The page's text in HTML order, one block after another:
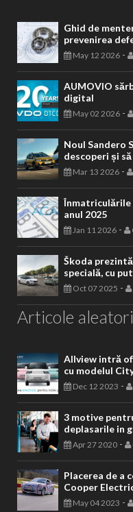
Ghid de
prevenirea
May 12 2026 -
AUMOVIO
digital
May 02 2026 -
Noul Sandero
descoperi și
Mar 13 2026 -
Înmatriculările
anul 2025
Jan 11 2026 -
Škoda
specială, cu
Oct 07 2025 -
Articole
Allview intră
cu modelul
Dec 12 2023 -
3 motive
deplasarile in
Apr 27 2020 -
Placerea de a
Cooper
May 04 2023 -